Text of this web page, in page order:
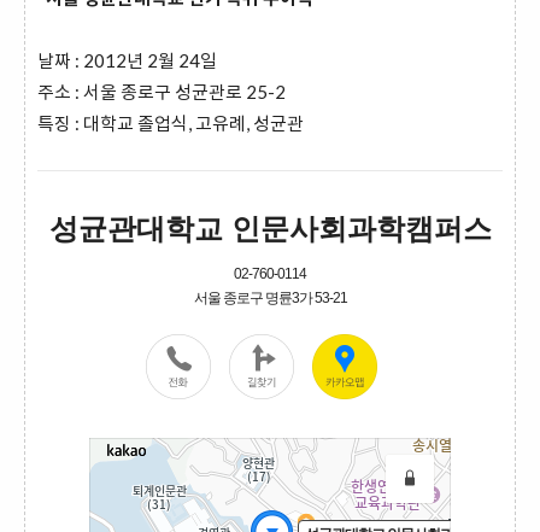
날짜 : 2012년 2월 24일
주소 : 서울 종로구 성균관로 25-2
특징 : 대학교 졸업식, 고유례, 성균관